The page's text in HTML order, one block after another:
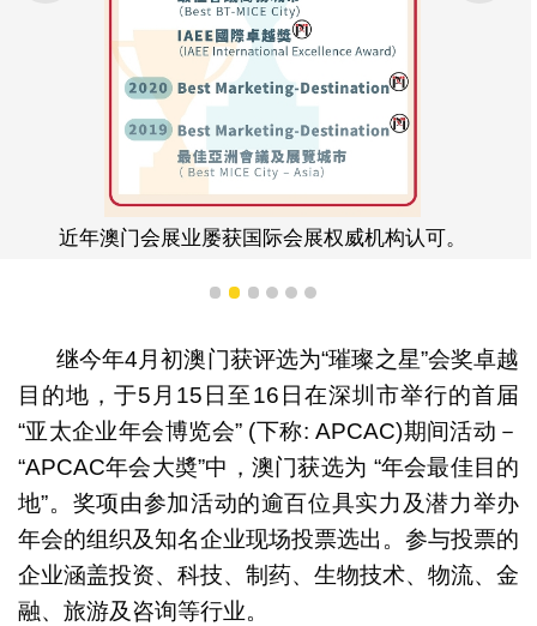
近年澳门会展业屡获国际会展权威机构认可。
1 2 3 4 5 6
继今年4月初澳门获评选为“璀璨之星”会奖卓越
目的地，于5月15日至16日在深圳市举行的首届
“亚太企业年会博览会” (下称: APCAC)期间活动－
“APCAC年会大奬”中，澳门获选为 “年会最佳目的
地”。奖项由参加活动的逾百位具实力及潜力举办
年会的组织及知名企业现场投票选出。参与投票的
企业涵盖投资、科技、制药、生物技术、物流、金
融、旅游及咨询等行业。